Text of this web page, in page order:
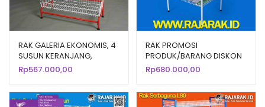
RAK GALERIA EKONOMIS, 4
SUSUN KERANJANG,
UKURAN 80x34x127 cm |
RAK DISPLAY TOKO
KELONTONG
Rp567.000,00
RAK PROMOSI
PRODUK/BARANG DISKON
Tipe R-04
Rp680.000,00